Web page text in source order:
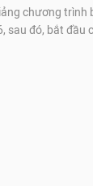
chương
sau đó, bắt đầu